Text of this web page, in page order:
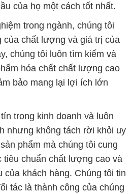
của họ một cách tốt nhất.
trong ngành, chúng tôi
của chất lượng và giá trị của
chúng tôi luôn tìm kiếm và
hóa chất chất lượng cao
bảo mang lại lợi ích lớn
trong kinh doanh và luôn
nhưng không tách rời khỏi uy
phẩm mà chúng tôi cung
chuẩn chất lượng cao và
khách hàng. Chúng tôi tin
tác là thành công của chúng